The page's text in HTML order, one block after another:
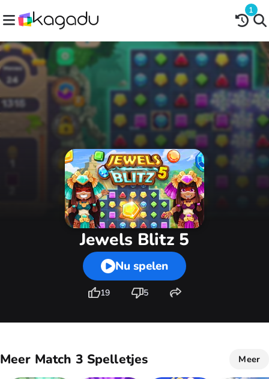
1
Jewels Blitz 5
Nu spelen
19 5
Meer Match 3 Spelletjes Meer